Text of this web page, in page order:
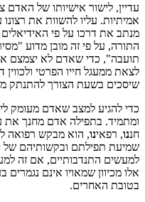
עדיין, לישור אישיותו של האדם
אמיתיות. עליו להשוות את
מנתב את דרכו על פי האידיאלים
התורה, על פי זה מובן מדוע
תועבה", כדי שאדם לא יצמצם את
לצאת ממעגל חייו הפרטי
שיסכים בשעת הצורך להתנתק
כדי להגיע למצב שאדם מעומק
ומתמיד. בתפילה אדם מחנך את
חננו, רפאינו, הוא מבקש רפואה
שמיעת תפילתם ובקשותיהם של
למעשים התנדבותיים, אם זה
אלו מכיוון שמאויו אינם
בטובת האחרים.